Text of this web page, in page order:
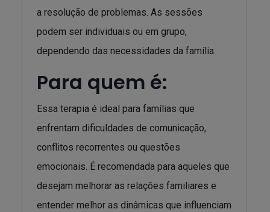
a resolução de problemas. As sessões
podem ser individuais ou em grupo,
dependendo das necessidades da família.
Para quem é:
Essa terapia é ideal para famílias que
enfrentam dificuldades de comunicação,
conflitos recorrentes ou questões
emocionais. É recomendada para aqueles que
desejam melhorar as relações familiares e
entender melhor as dinâmicas que influenciam